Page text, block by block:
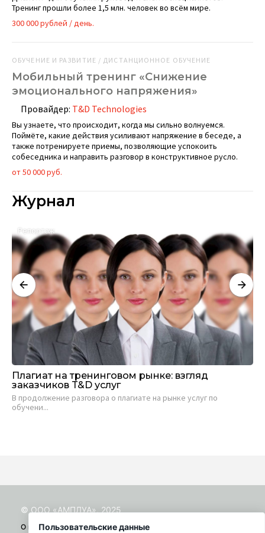
Тренинг прошли более 1,5 млн. человек во всём мире.
300 000 рублей / день.
ОБУЧЕНИЕ И РАЗВИТИЕ / ДИСТАНЦИОННОЕ ОБУЧЕНИЕ
Мобильный тренинг «Снижение
эмоционального напряжения»
Провайдер: T&D Technologies
Вы узнаете, что происходит, когда мы сильно волнуемся.
Поймёте, какие действия усиливают напряжение в беседе, а
также потренируете приемы, позволяющие успокоить
собеседника и направить разговор в конструктивное русло.
от 50 000 руб.
Журнал
Репортаж
Плагиат на тренинговом рынке: взгляд
заказчиков T&D услуг
В продолжение разговора о плагиате на рынке услуг по
обучени...
Пользовательские данные
© ООО «АМПЛУА», 2025
О проекте